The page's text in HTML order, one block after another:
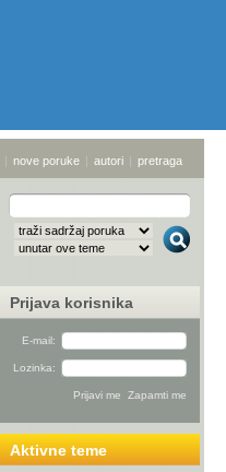
| nove poruke | autori | pretraga
Prijava korisnika
E-mail:
Lozinka:
Aktivne teme